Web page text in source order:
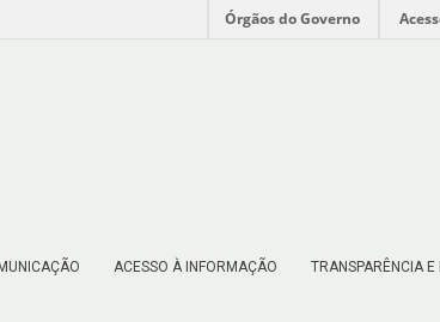
Órgãos do Governo
ACESSO À INFORMAÇÃO TRANSPARÊNCIA